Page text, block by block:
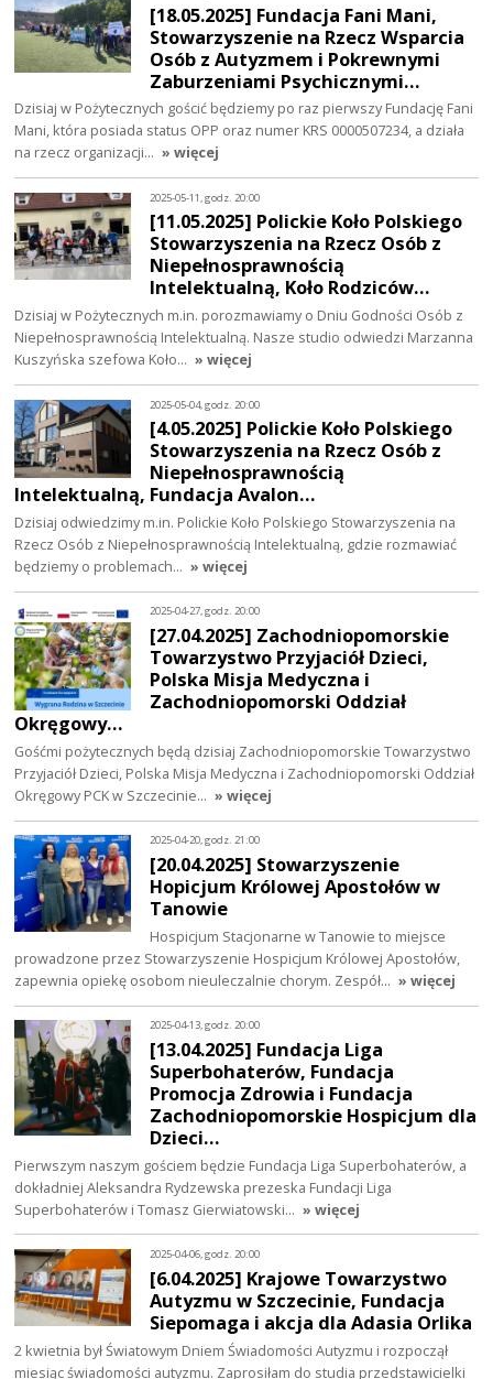
[18.05.2025] Fundacja Fani Mani,
Stowarzyszenie na Rzecz Wsparcia
Osób z Autyzmem i Pokrewnymi
Zaburzeniami Psychicznymi…
Dzisiaj w Pożytecznych gościć będziemy po raz pierwszy Fundację Fani
Mani, która posiada status OPP oraz numer KRS 0000507234, a działa
na rzecz organizacji… » więcej
2025-05-11, godz. 20:00
[11.05.2025] Polickie Koło Polskiego
Stowarzyszenia na Rzecz Osób z
Niepełnosprawnością
Intelektualną, Koło Rodziców…
Dzisiaj w Pożytecznych m.in. porozmawiamy o Dniu Godności Osób z
Niepełnosprawnością Intelektualną. Nasze studio odwiedzi Marzanna
Kuszyńska szefowa Koło… » więcej
2025-05-04, godz. 20:00
[4.05.2025] Polickie Koło Polskiego
Stowarzyszenia na Rzecz Osób z
Niepełnosprawnością
Intelektualną, Fundacja Avalon…
Dzisiaj odwiedzimy m.in. Polickie Koło Polskiego Stowarzyszenia na
Rzecz Osób z Niepełnosprawnością Intelektualną, gdzie rozmawiać
będziemy o problemach… » więcej
2025-04-27, godz. 20:00
[27.04.2025] Zachodniopomorskie
Towarzystwo Przyjaciół Dzieci,
Polska Misja Medyczna i
Zachodniopomorski Oddział
Okręgowy…
Gośćmi pożytecznych będą dzisiaj Zachodniopomorskie Towarzystwo
Przyjaciół Dzieci, Polska Misja Medyczna i Zachodniopomorski Oddział
Okręgowy PCK w Szczecinie… » więcej
2025-04-20, godz. 21:00
[20.04.2025] Stowarzyszenie
Hopicjum Królowej Apostołów w
Tanowie
Hospicjum Stacjonarne w Tanowie to miejsce
prowadzone przez Stowarzyszenie Hospicjum Królowej Apostołów,
zapewnia opiekę osobom nieuleczalnie chorym. Zespół… » więcej
2025-04-13, godz. 20:00
[13.04.2025] Fundacja Liga
Superbohaterów, Fundacja
Promocja Zdrowia i Fundacja
Zachodniopomorskie Hospicjum dla
Dzieci…
Pierwszym naszym gościem będzie Fundacja Liga Superbohaterów, a
dokładniej Aleksandra Rydzewska prezeska Fundacji Liga
Superbohaterów i Tomasz Gierwiatowski… » więcej
2025-04-06, godz. 20:00
[6.04.2025] Krajowe Towarzystwo
Autyzmu w Szczecinie, Fundacja
Siepomaga i akcja dla Adasia Orlika
2 kwietnia był Światowym Dniem Świadomości Autyzmu i rozpoczął
miesiąc świadomości autyzmu. Zaprosiłam do studia przedstawicielki